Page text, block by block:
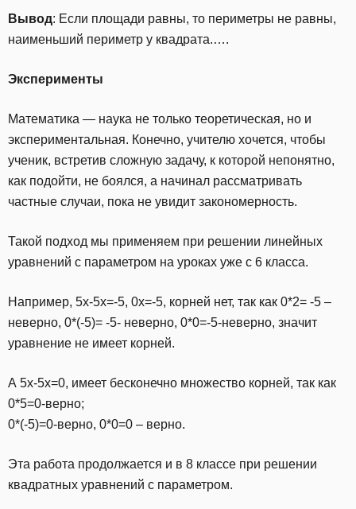
Вывод: Если площади равны, то периметры не равны,
наименьший периметр у квадрата.….
Эксперименты
Математика — наука не только теоретическая, но и
экспериментальная. Конечно, учителю хочется, чтобы
ученик, встретив сложную задачу, к которой непонятно,
как подойти, не боялся, а начинал рассматривать
частные случаи, пока не увидит закономерность.
Такой подход мы применяем при решении линейных
уравнений с параметром на уроках уже с 6 класса.
Например, 5х-5х=-5, 0х=-5, корней нет, так как 0*2= -5 –
неверно, 0*(-5)= -5- неверно, 0*0=-5-неверно, значит
уравнение не имеет корней.
А 5х-5х=0, имеет бесконечно множество корней, так как
0*5=0-верно;
0*(-5)=0-верно, 0*0=0 – верно.
Эта работа продолжается и в 8 классе при решении
квадратных уравнений с параметром.